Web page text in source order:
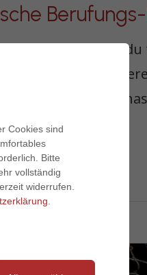
gefragt, warum
und
nagende Gefühl
Cookies sind
Bitte
vollständig
widerrufen.